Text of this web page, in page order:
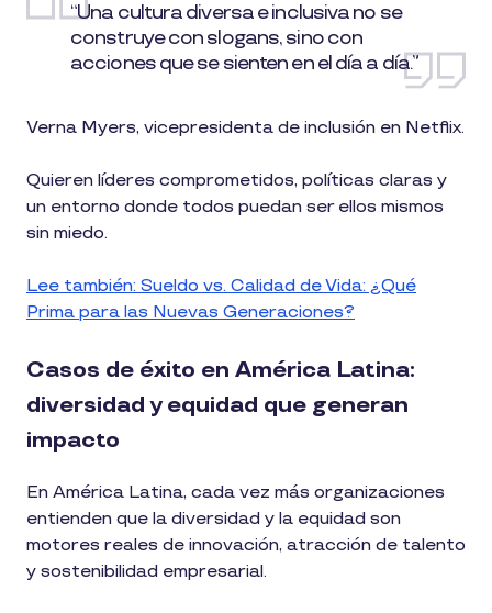
“Una cultura diversa e inclusiva no se
construye con slogans, sino con
acciones que se sienten en el día a día.”
Verna Myers, vicepresidenta de inclusión en Netflix.
Quieren líderes comprometidos, políticas claras y
un entorno donde todos puedan ser ellos mismos
sin miedo.
Lee también: Sueldo vs. Calidad de Vida: ¿Qué
Prima para las Nuevas Generaciones?
Casos de éxito en América Latina:
diversidad y equidad que generan
impacto
En América Latina, cada vez más organizaciones
entienden que la diversidad y la equidad son
motores reales de innovación, atracción de talento
y sostenibilidad empresarial.